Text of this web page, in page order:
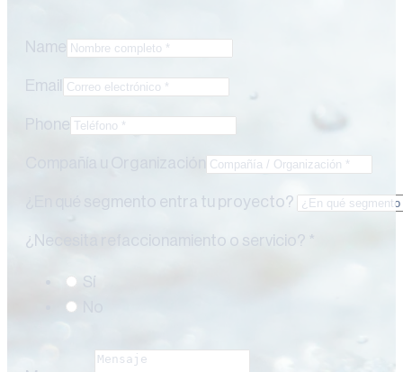
Name
Email
Phone
¿En qué segmento entra tu proyecto?
¿Necesita refaccionamiento o servicio? *
Sí